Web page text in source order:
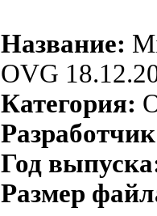
Название:
OVG
Категория:
Год
Размер